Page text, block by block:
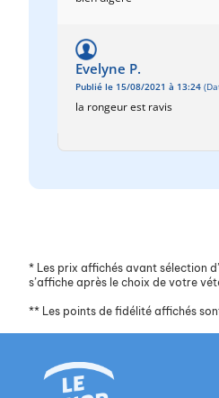
Evelyne P.
Publié le 15/08/2021 à 13:24
la rongeur est ravis
* Les prix affichés avant sélection
s’affiche après le choix de votre
** Les points de fidélité affichés